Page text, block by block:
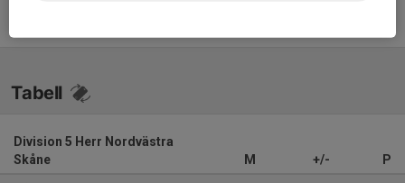
Tabell
Division 5 Herr Nordvästra
Skåne
M +/- P